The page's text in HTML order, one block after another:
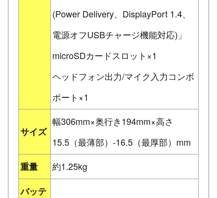
(Power Delivery、DisplayPort 1.4、
電源オフUSBチャージ機能対応)」
microSDカードスロット×1
ヘッドフォン出力/マイク入力コンボ
ポート×1
サイズ
幅306mm×奥行き194mm×高さ
15.5（最薄部）-16.5（最厚部）mm
重量
約1.25kg
バッテ